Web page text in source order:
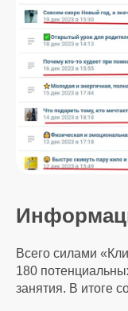
Всего силами
180
занятия. В итоге